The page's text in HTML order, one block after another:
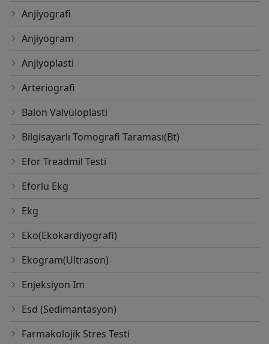
Anjiyografi
Anjiyogram
Anjiyoplasti
Arteriografi
Balon Valvüloplasti
Bilgisayarlı Tomografi Taraması(Bt)
Efor Treadmil Testi
Eforlu Ekg
Ekg
Eko(Ekokardiyografi)
Ekogram(Ultrason)
Enjeksiyon Im
Esd (Sedimantasyon)
Farmakolojik Stres Testi